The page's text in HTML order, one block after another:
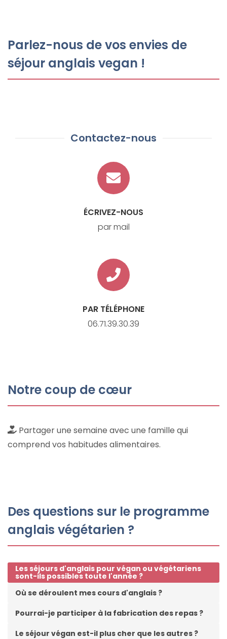
Parlez-nous de vos envies de
séjour anglais vegan !
Contactez-nous
ÉCRIVEZ-NOUS
par mail
PAR TÉLÉPHONE
06.71.39.30.39
Notre coup de cœur
Partager une semaine avec une famille qui
comprend vos habitudes alimentaires.
Des questions sur le programme
anglais végétarien ?
Les séjours d'anglais pour végan ou végétariens
sont-ils possibles toute l'année ?
Où se déroulent mes cours d'anglais ?
Pourrai-je participer à la fabrication des repas ?
Le séjour végan est-il plus cher que les autres ?